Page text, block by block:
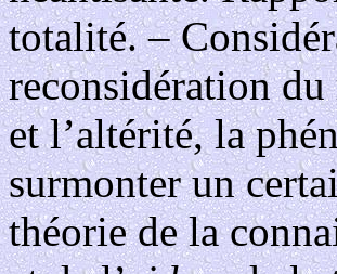
totalité. –
reconsidération
et l’altérité, la
surmonter un
théorie de la